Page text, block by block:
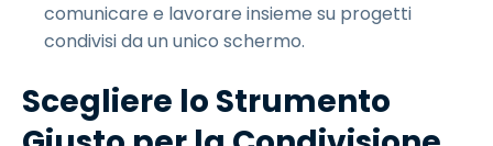
comunicare e lavorare insieme su progetti
condivisi da un unico schermo.
Scegliere lo Strumento